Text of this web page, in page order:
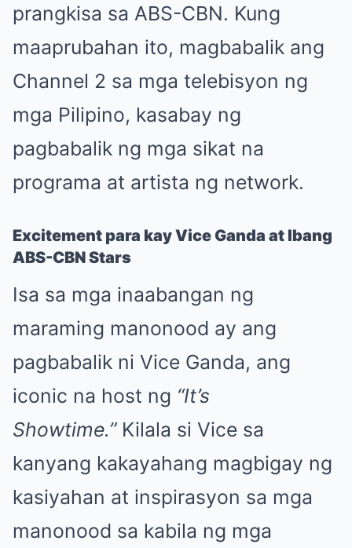
prangkisa sa ABS-CBN. Kung
maaprubahan ito, magbabalik ang
Channel 2 sa mga telebisyon ng
mga Pilipino, kasabay ng
pagbabalik ng mga sikat na
programa at artista ng network.
Excitement para kay Vice Ganda at Ibang
ABS-CBN Stars
Isa sa mga inaabangan ng
maraming manonood ay ang
pagbabalik ni Vice Ganda, ang
iconic na host ng “It’s
Showtime.”Kilala si Vice sa
kanyang kakayahang magbigay ng
kasiyahan at inspirasyon sa mga
manonood sa kabila ng mga